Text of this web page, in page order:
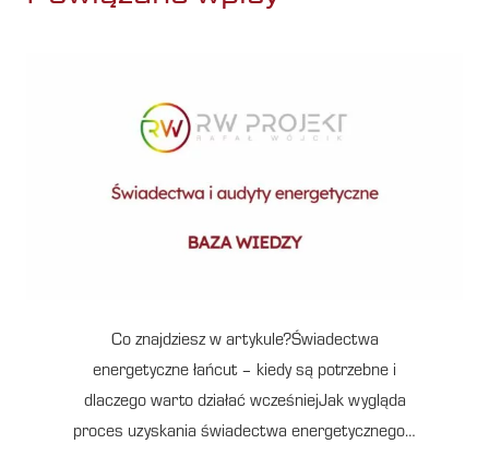
Co znajdziesz w artykule?Świadectwa
energetyczne łańcut – kiedy są potrzebne i
dlaczego warto działać wcześniejJak wygląda
proces uzyskania świadectwa energetycznego…